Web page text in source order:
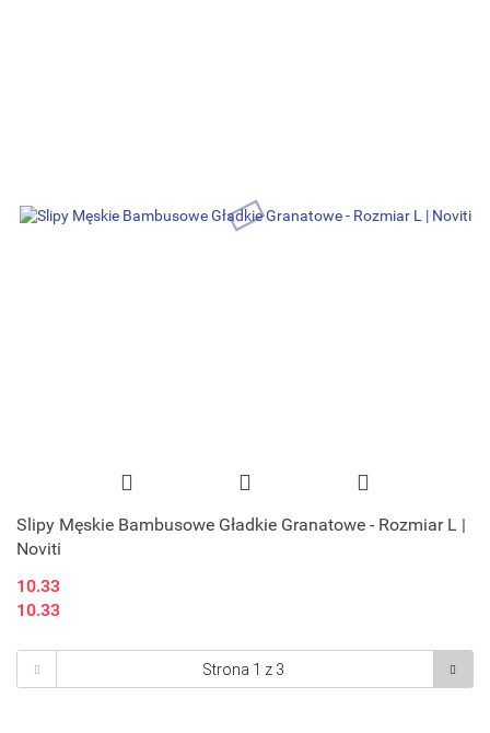
Slipy Męskie Bambusowe Gładkie Granatowe - Rozmiar L |
Noviti
10.33
10.33